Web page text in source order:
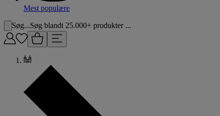
Mest populære
Søg...Søg blandt 25.000+ produkter ...